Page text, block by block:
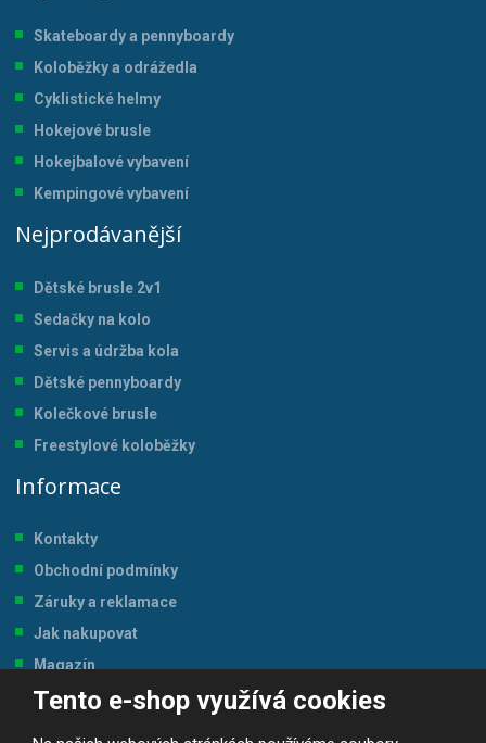
Tento e-shop využívá cookies
Skateboardy a pennyboardy
Koloběžky a odrážedla
Cyklistické helmy
Hokejové brusle
Hokejbalové vybavení
Kempingové vybavení
Nejprodávanější
Dětské brusle 2v1
Sedačky na kolo
Servis a údržba kola
Dětské pennyboardy
Kolečkové brusle
Freestylové koloběžky
Informace
Kontakty
Obchodní podmínky
Záruky a reklamace
Jak nakupovat
Magazín
Tabulka velikostí